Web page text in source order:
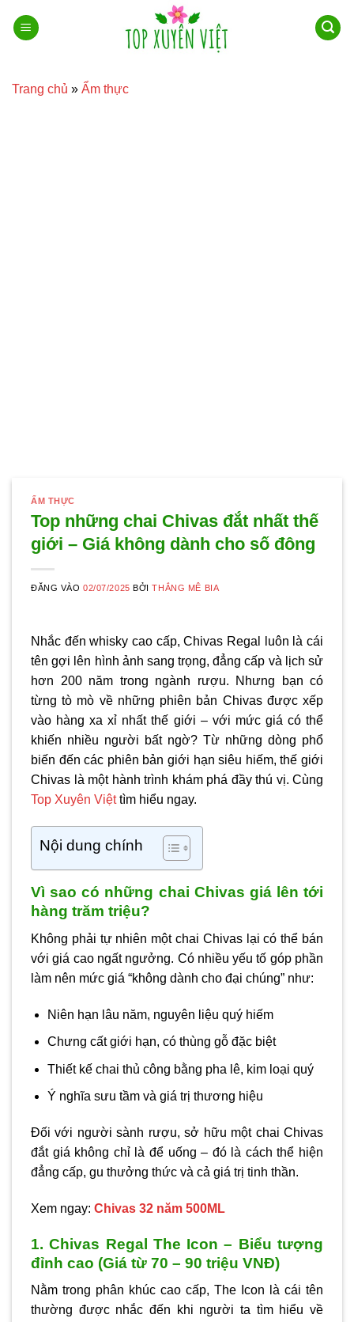
qua
Trang chủ » Ẩm thực
ẨM THỰC
Top những chai Chivas đắt nhất thế
giới – Giá không dành cho số đông
ĐĂNG VÀO02/07/2025 BỞITHẮNG MÊ BIA
Nhắc đến whisky cao cấp, Chivas Regal luôn là cái
tên gợi lên hình ảnh sang trọng, đẳng cấp và lịch sử
hơn 200 năm trong ngành rượu. Nhưng bạn có
từng tò mò về những phiên bản Chivas được xếp
vào hàng xa xỉ nhất thế giới – với mức giá có thể
khiến nhiều người bất ngờ? Từ những dòng phổ
biến đến các phiên bản giới hạn siêu hiếm, thế giới
Chivas là một hành trình khám phá đầy thú vị. Cùng
Top Xuyên Việttìm hiểu ngay.
Nội dung chính
Vì sao có những chai Chivas giá lên tới
hàng trăm triệu?
Không phải tự nhiên một chai Chivas lại có thể bán
với giá cao ngất ngưởng. Có nhiều yếu tố góp phần
làm nên mức giá “không dành cho đại chúng” như:
Niên hạn lâu năm, nguyên liệu quý hiếm
Chưng cất giới hạn, có thùng gỗ đặc biệt
Thiết kế chai thủ công bằng pha lê, kim loại quý
Ý nghĩa sưu tầm và giá trị thương hiệu
Đối với người sành rượu, sở hữu một chai Chivas
đắt giá không chỉ là để uống – đó là cách thể hiện
đẳng cấp, gu thưởng thức và cả giá trị tinh thần.
Xem ngay: Chivas 32 năm 500ML
1. Chivas Regal The Icon – Biểu tượng
đỉnh cao (Giá từ 70 – 90 triệu VNĐ)
Nằm trong phân khúc cao cấp, The Icon là cái tên
thường được nhắc đến khi người ta tìm hiểu về